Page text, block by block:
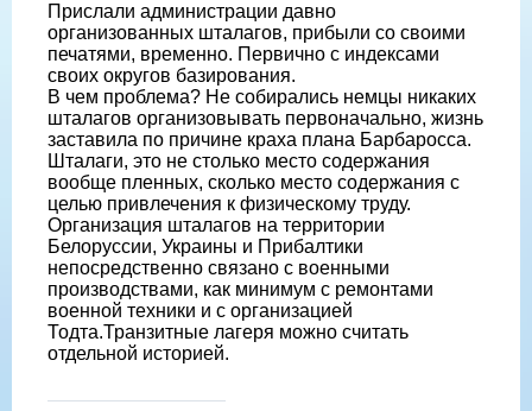
Прислали администрации давно
организованных шталагов, прибыли со своими
печатями, временно. Первично с индексами
своих округов базирования.
В чем проблема? Не собирались немцы никаких
шталагов организовывать первоначально, жизнь
заставила по причине краха плана Барбаросса.
Шталаги, это не столько место содержания
вообще пленных, сколько место содержания с
целью привлечения к физическому труду.
Организация шталагов на территории
Белоруссии, Украины и Прибалтики
непосредственно связано с военными
производствами, как минимум с ремонтами
военной техники и с организацией
Тодта.Транзитные лагеря можно считать
отдельной историей.